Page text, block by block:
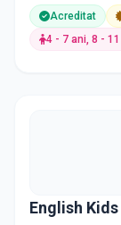
Acreditat
4 - 7 ani, 8 -
English